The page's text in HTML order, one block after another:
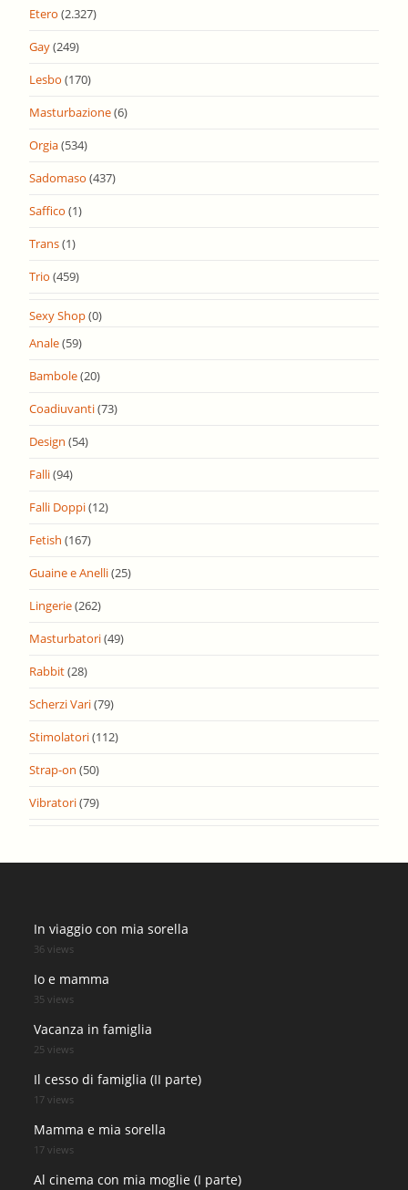
Etero (2.327)
Gay(249)
Lesbo (170)
Masturbazione(6)
Orgia(534)
Sadomaso (437)
Saffico (1)
Trans(1)
Trio (459)
Sexy Shop(0)
Anale(59)
Bambole(20)
Coadiuvanti(73)
Design (54)
Falli(94)
Falli Doppi(12)
Fetish (167)
Guaine e Anelli(25)
Lingerie(262)
Masturbatori(49)
Rabbit(28)
Scherzi Vari(79)
Stimolatori(112)
Strap-on (50)
Vibratori(79)
In viaggio con mia sorella
36 views
Io e mamma
35 views
Vacanza in famiglia
25 views
Il cesso di famiglia (II parte)
17 views
Mamma e mia sorella
17 views
Al cinema con mia moglie (I parte)